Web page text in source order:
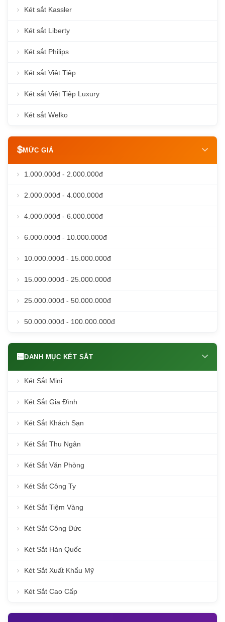
Két sắt Kassler
Két sắt Liberty
Két sắt Philips
Két sắt Việt Tiệp
Két sắt Việt Tiệp Luxury
Két sắt Welko
MỨC GIÁ
1.000.000đ - 2.000.000đ
2.000.000đ - 4.000.000đ
4.000.000đ - 6.000.000đ
6.000.000đ - 10.000.000đ
10.000.000đ - 15.000.000đ
15.000.000đ - 25.000.000đ
25.000.000đ - 50.000.000đ
50.000.000đ - 100.000.000đ
DANH MỤC KÉT SẮT
Két Sắt Mini
Két Sắt Gia Đình
Két Sắt Khách Sạn
Két Sắt Thu Ngân
Két Sắt Văn Phòng
Két Sắt Công Ty
Két Sắt Tiệm Vàng
Két Sắt Công Đức
Két Sắt Hàn Quốc
Két Sắt Xuất Khẩu Mỹ
Két Sắt Cao Cấp